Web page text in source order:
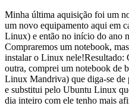
Minha última aquisição foi um
um novo equipamento aqui em
Linux) e então no início do ano
Compraremos um notebook,
instalar o Linux nele!Resultado:
outra, comprei um notebook de
Linux Mandriva) que diga-se de
e substitui pelo Ubuntu Linux
dia inteiro com ele tenho mais